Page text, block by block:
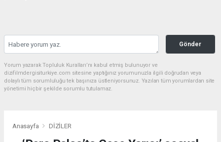
Gönder
Yorum yazarak Topluluk Kuralları’nı kabul etmiş bulunuyor ve
dizifilmdergisiturkiye.com sitesine yaptığınız yorumunuzla ilgili doğrudan veya
dolaylı tüm sorumluluğu tek başınıza üstleniyorsunuz. Yazılan tüm yorumlardan site
yönetimi hiçbir şekilde sorumlu tutulamaz.
Anasayfa DİZİLER